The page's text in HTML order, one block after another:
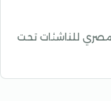
للناشئات تحت